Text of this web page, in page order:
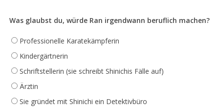
Was glaubst du, würde Ran irgendwann beruflich machen?
Professionelle Karatekämpferin
Kindergärtnerin
Schriftstellerin (sie schreibt Shinichis Fälle auf)
Ärztin
Sie gründet mit Shinichi ein Detektivbüro